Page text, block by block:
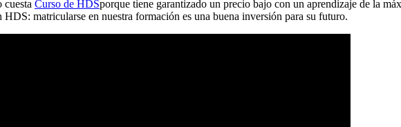
cuesta Curso de HDSporque tiene garantizado un precio bajo con un aprendizaje de la
matricularse en nuestra formación es una buena inversión para su futuro.